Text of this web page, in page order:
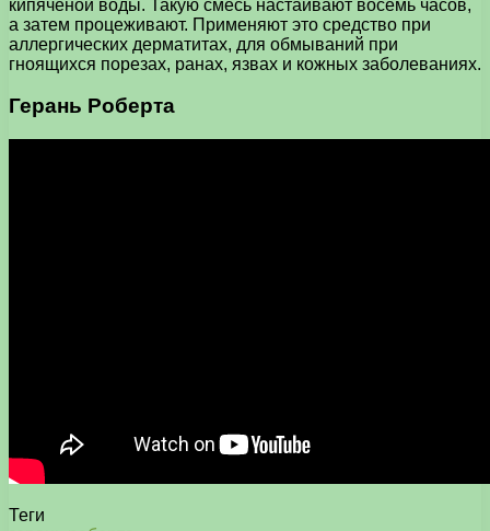
кипяченой воды. Такую смесь настаивают восемь часов,
а затем процеживают. Применяют это средство при
аллергических дерматитах, для обмываний при
гноящихся порезах, ранах, язвах и кожных заболеваниях.
Герань Роберта
Теги